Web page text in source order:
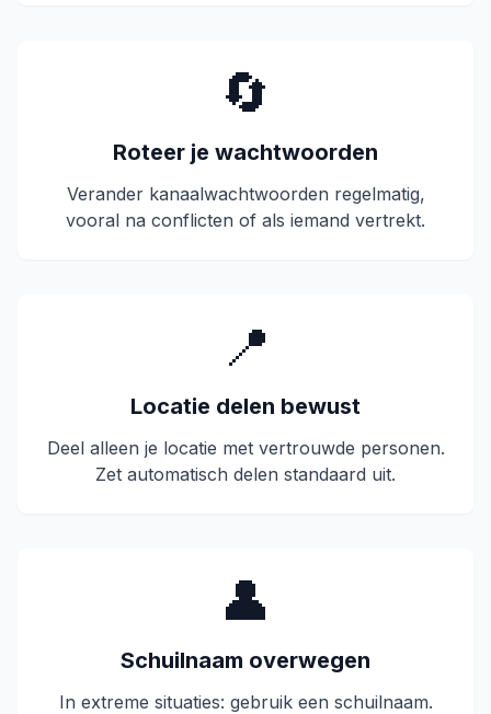
🔄
Roteer je wachtwoorden
Verander kanaalwachtwoorden regelmatig,
vooral na conflicten of als iemand vertrekt.
📍
Locatie delen bewust
Deel alleen je locatie met vertrouwde personen.
Zet automatisch delen standaard uit.
👤
Schuilnaam overwegen
In extreme situaties: gebruik een schuilnaam.